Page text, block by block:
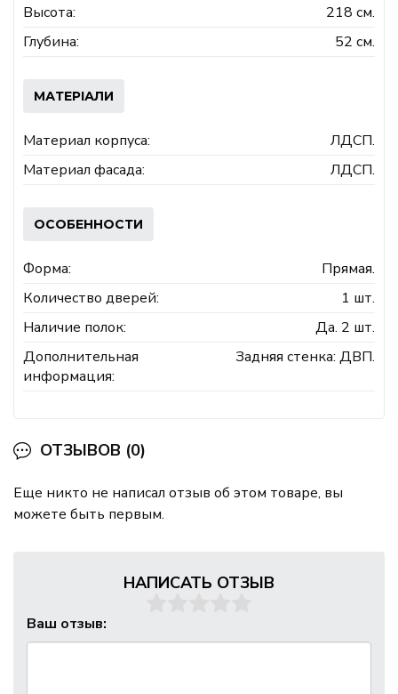
Высота:
218 см.
Глубина:
52 см.
МАТЕРІАЛИ
Материал корпуса:
ЛДСП.
Материал фасада:
ЛДСП.
ОСОБЕННОСТИ
Форма:
Прямая.
Количество дверей:
1 шт.
Наличие полок:
Да. 2 шт.
Дополнительная
информация:
Задняя стенка: ДВП.
ОТЗЫВОВ (0)
Еще никто не написал отзыв об этом товаре, вы
можете быть первым.
НАПИСАТЬ ОТЗЫВ
Ваш отзыв: